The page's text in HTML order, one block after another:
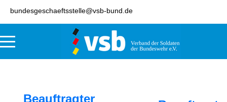
bundesgeschaeftsstelle@vsb-bund.de
Beauftragter